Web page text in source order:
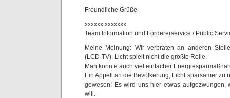
Freundliche Grüße
xxxxxx xxxxxxx
Team Information und Fördererservice / Public
Meine Meinung: Wir verbraten an anderen
(LCD-TV). Licht spielt nicht die größte Rolle.
Man könnte auch viel einfacher
Ein Appell an die Bevölkerung, Licht sparsamer zu
gewesen! Es wird uns hier etwas aufgezwungen,
will.